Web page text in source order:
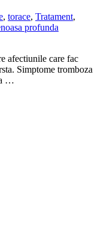
, torace, Tratament,
profunda
afectiunile care fac
Simptome tromboza
…